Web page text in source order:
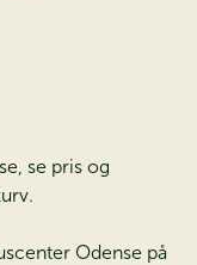
se pris og
Odense på